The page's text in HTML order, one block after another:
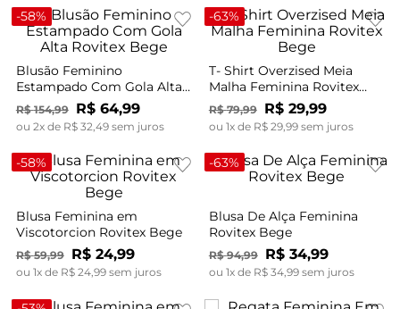
-58%
Blusão Feminino
Estampado Com Gola Alta
Rovitex Bege
R$ 154,99 R$ 64,99
ou 2x de R$ 32 49sem juros
-63%
T- Shirt Overzised Meia
Malha Feminina Rovitex
Bege
R$ 79,99 R$ 29,99
ou 1x de R$ 29, 99sem juros
-58%
Blusa Feminina em
Viscotorcion Rovitex Bege
R$ 59,99 R$ 24,99
ou 1x de R$ 24,99sem juros
-63%
Blusa De Alça Feminina
Rovitex Bege
R$ 94,99 R$ 34,99
ou 1x de R$ 34,99sem juros